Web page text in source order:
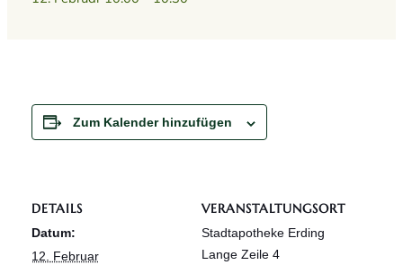
Zum Kalender hinzufügen
DETAILS
Datum:
12. Februar
VERANSTALTUNGSORT
Stadtapotheke Erding
Lange Zeile 4